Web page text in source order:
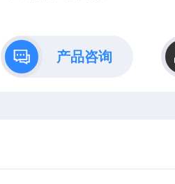
产品咨询